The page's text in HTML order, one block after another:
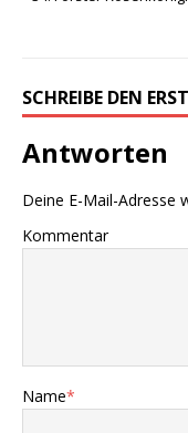
SCHREIBE DEN
Antworten
Deine E-Mail-Adresse
Kommentar
Name*